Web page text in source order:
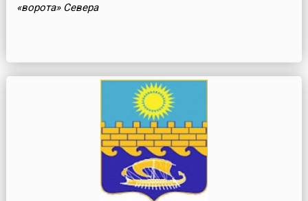
«ворота» Севера